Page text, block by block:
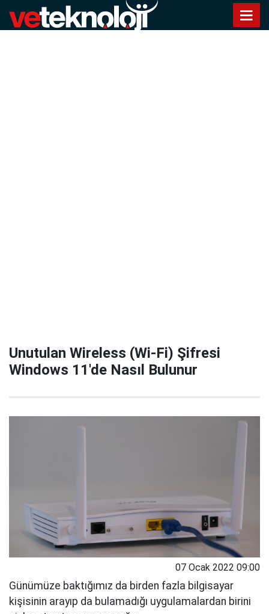
Unutulan Wireless (Wi-Fi) Şifresi
Windows 11'de Nasıl Bulunur
07 Ocak 2022 09:00
Günümüze baktığımız da birden fazla bilgisayar
kişisinin arayıp da bulamadığı uygulamalardan birini